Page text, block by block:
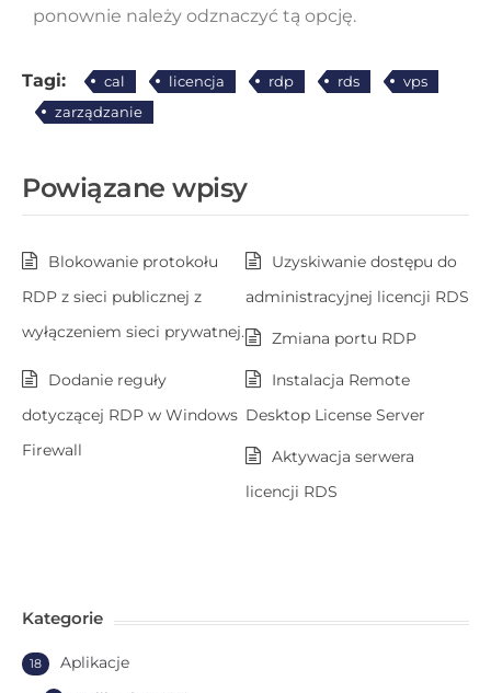
ponownie należy odznaczyć tą opcję.
Tagi: cal licencja rdp rds
vps
zarządzanie
Powiązane wpisy
Blokowanie protokołu
RDP z sieci publicznej z
wyłączeniem sieci prywatnej.
Uzyskiwanie dostępu do
administracyjnej licencji RDS
Zmiana portu RDP
Dodanie reguły
dotyczącej RDP w Windows
Firewall
Instalacja Remote
Desktop License Server
Aktywacja serwera
licencji RDS
Kategorie
Aplikacje
18